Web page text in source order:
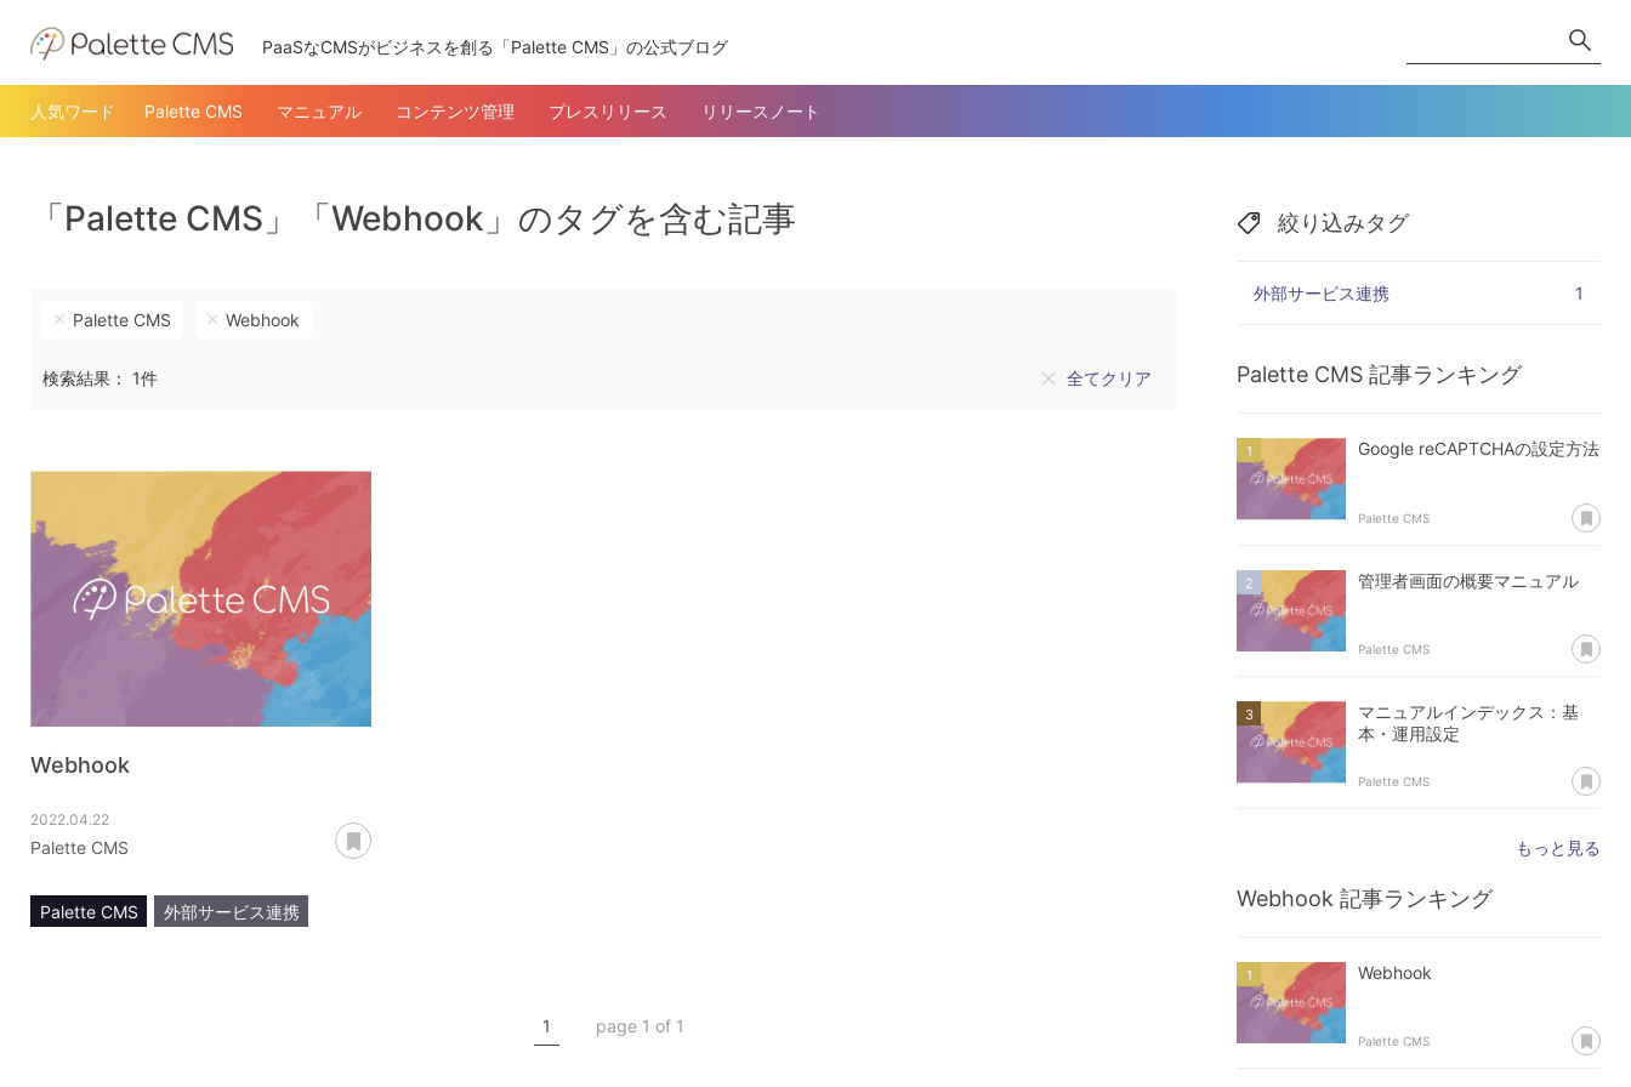
PaaSなCMSがビジネスを創る「Palette CMS」の公式ブログ
人気ワード Palette CMS マニュアル コンテンツ管理 プレスリリース リリースノート
「Palette CMS」「Webhook」のタグを含む記事
Palette CMS Webhook
検索結果： 1件 全てクリア
Webhook
2022.04.22
Palette CMS
Palette CMS
外部サービス連携
1 page 1 of 1
絞り込みタグ
外部サービス連携 1
Palette CMS 記事ランキング
Google reCAPTCHAの設定方法
Palette CMS あ
管理者画面の概要マニュアル
Palette CMS あ
マニュアルインデックス：基
本・運用設定
Palette CMS あ
もっと見る
Webhook 記事ランキング
Webhook
Palette CMS あ